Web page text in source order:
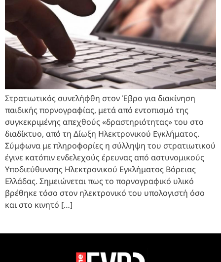
Στρατιωτικός συνελήφθη στον Έβρο για διακίνηση
παιδικής πορνογραφίας, μετά από εντοπισμό της
συγκεκριμένης απεχθούς «δραστηριότητας» του στο
διαδίκτυο, από τη Δίωξη Ηλεκτρονικού Εγκλήματος.
Σύμφωνα με πληροφορίες η σύλληψη του στρατιωτικού
έγινε κατόπιν ενδελεχούς έρευνας από αστυνομικούς
Υποδιεύθυνσης Ηλεκτρονικού Εγκλήματος Βόρειας
Ελλάδας. Σημειώνεται πως το πορνογραφικό υλικό
βρέθηκε τόσο στον ηλεκτρονικό του υπολογιστή όσο
και στο κινητό […]